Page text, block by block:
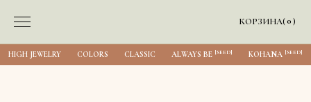
КОРЗИНА(0)
HIGH JEWELRY COLORS CLASSIC ALWAYS BE [SEED] KOHANA [SEED]